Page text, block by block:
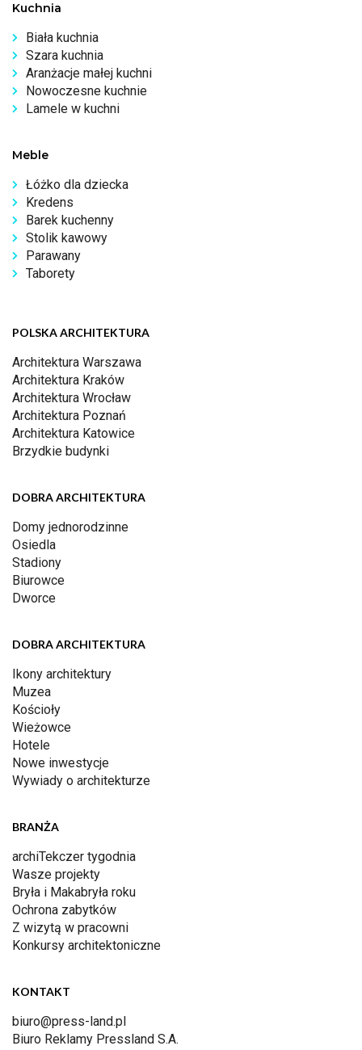
Kuchnia
Biała kuchnia
Szara kuchnia
Aranżacje małej kuchni
Nowoczesne kuchnie
Lamele w kuchni
Meble
Łóżko dla dziecka
Kredens
Barek kuchenny
Stolik kawowy
Parawany
Taborety
POLSKA ARCHITEKTURA
Architektura Warszawa
Architektura Kraków
Architektura Wrocław
Architektura Poznań
Architektura Katowice
Brzydkie budynki
DOBRA ARCHITEKTURA
Domy jednorodzinne
Osiedla
Stadiony
Biurowce
Dworce
DOBRA ARCHITEKTURA
Ikony architektury
Muzea
Kościoły
Wieżowce
Hotele
Nowe inwestycje
Wywiady o architekturze
BRANŻA
archiTekczer tygodnia
Wasze projekty
Bryła i Makabryła roku
Ochrona zabytków
Z wizytą w pracowni
Konkursy architektoniczne
KONTAKT
biuro@press-land.pl
Biuro Reklamy Pressland S.A.